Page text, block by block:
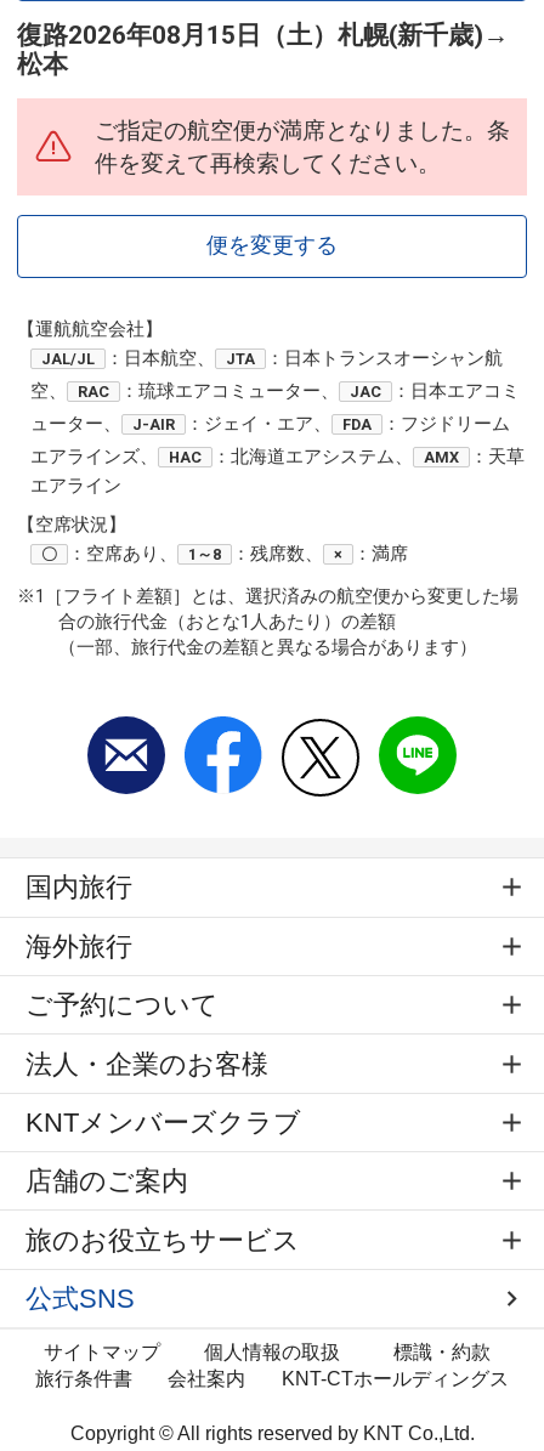
復路2026年08月15日（土） 札幌(新千歳) →
松本
ご指定の航空便が満席となりました。条
件を変えて再検索してください。
便を変更する
【運航航空会社】
JAL/JL ：日本航空、 JTA
：日本トランスオーシャン航
空、
RAC ：琉球エアコミューター、 JAC
：日本エアコミ
ューター、
J-AIR ：ジェイ・エア、 FDA
：フジドリーム
エアラインズ、
HAC ：北海道エアシステム、 AMX
：天草
エアライン
【空席状況】
〇 ：空席あり、 1～8 ：残席数、 ×
：満席
※1［フライト差額］とは、選択済みの航空便から変更した場
合の旅行代金（おとな1人あたり）の差額
（一部、旅行代金の差額と異なる場合があります）
国内旅行
海外旅行
ご予約について
法人・企業のお客様
KNTメンバーズクラブ
店舗のご案内
旅のお役立ちサービス
公式SNS
サイトマップ 個人情報の取扱
標識・約款
旅行条件書
会社案内 KNT-CTホールディングス
Copyright © All rights reserved by KNT Co.,Ltd.